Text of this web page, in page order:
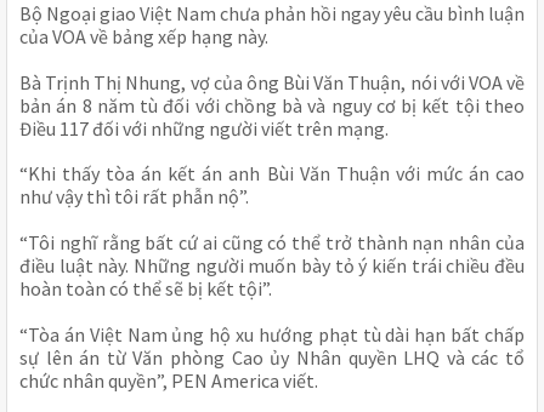
Bộ Ngoại giao Việt Nam chưa phản hồi ngay yêu cầu bình luận
của VOA về bảng xếp hạng này.
Bà Trịnh Thị Nhung, vợ của ông Bùi Văn Thuận, nói với VOA về
bản án 8 năm tù đối với chồng bà và nguy cơ bị kết tội theo
Điều 117 đối với những người viết trên mạng.
“Khi thấy tòa án kết án anh Bùi Văn Thuận với mức án cao
như vậy thì tôi rất phẫn nộ”.
“Tôi nghĩ rằng bất cứ ai cũng có thể trở thành nạn nhân của
điều luật này. Những người muốn bày tỏ ý kiến trái chiều đều
hoàn toàn có thể sẽ bị kết tội”.
“Tòa án Việt Nam ủng hộ xu hướng phạt tù dài hạn bất chấp
sự lên án từ Văn phòng Cao ủy Nhân quyền LHQ và các tổ
chức nhân quyền”, PEN America viết.